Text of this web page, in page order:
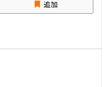
追加